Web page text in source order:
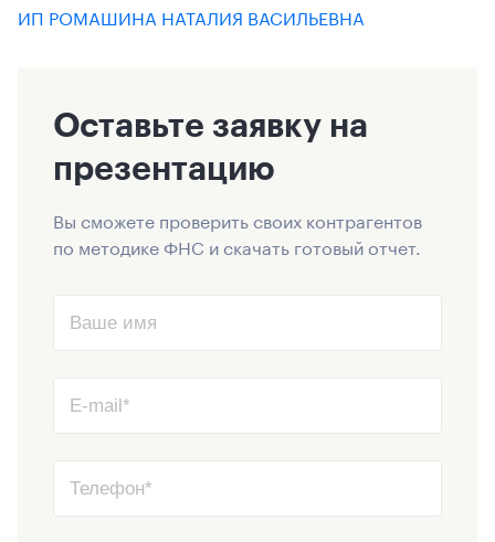
ИП РОМАШИНА НАТАЛИЯ ВАСИЛЬЕВНА
Оставьте заявку на
презентацию
Вы сможете проверить своих контрагентов
по методике ФНС и скачать готовый отчет.